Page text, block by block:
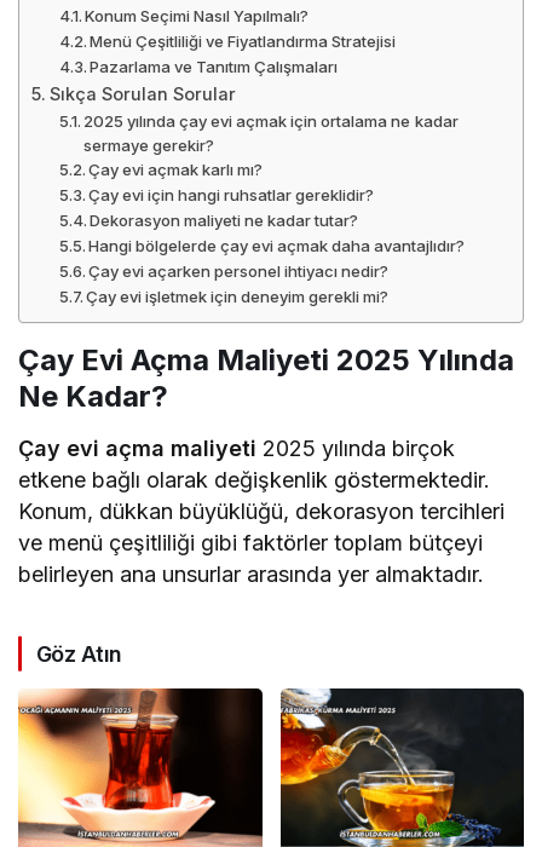
Konum Seçimi Nasıl Yapılmalı?
Menü Çeşitliliği ve Fiyatlandırma Stratejisi
Pazarlama ve Tanıtım Çalışmaları
Sıkça Sorulan Sorular
2025 yılında çay evi açmak için ortalama ne kadar
sermaye gerekir?
Çay evi açmak karlı mı?
Çay evi için hangi ruhsatlar gereklidir?
Dekorasyon maliyeti ne kadar tutar?
Hangi bölgelerde çay evi açmak daha avantajlıdır?
Çay evi açarken personel ihtiyacı nedir?
Çay evi işletmek için deneyim gerekli mi?
Çay Evi Açma Maliyeti 2025 Yılında
Ne Kadar?
Çay evi açma maliyeti 2025 yılında birçok
etkene bağlı olarak değişkenlik göstermektedir.
Konum, dükkan büyüklüğü, dekorasyon tercihleri
ve menü çeşitliliği gibi faktörler toplam bütçeyi
belirleyen ana unsurlar arasında yer almaktadır.
Göz Atın